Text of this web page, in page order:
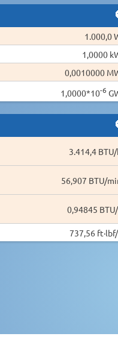
1.000,0
1,0000
0,0010000
1,0000*10-6
3.414,4
56,907 BTU/
0,94845
737,56